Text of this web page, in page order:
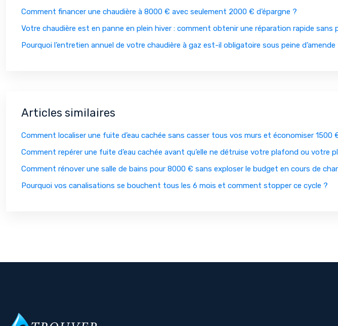
Comment financer une chaudière à 8000 € avec seulement 2000 € d’épargne ?
Votre chaudière est en panne en plein hiver : comment obtenir une réparation rapide sans
Pourquoi l’entretien annuel de votre chaudière à gaz est-il obligatoire sous peine d’amende
Articles similaires
Comment localiser une fuite d’eau cachée sans casser tous vos murs et économiser 1500
Comment repérer une fuite d’eau cachée avant qu’elle ne détruise votre plafond ou votre
Comment rénover une salle de bains pour 8000 € sans exploser le budget en cours de
Pourquoi vos canalisations se bouchent tous les 6 mois et comment stopper ce cycle ?